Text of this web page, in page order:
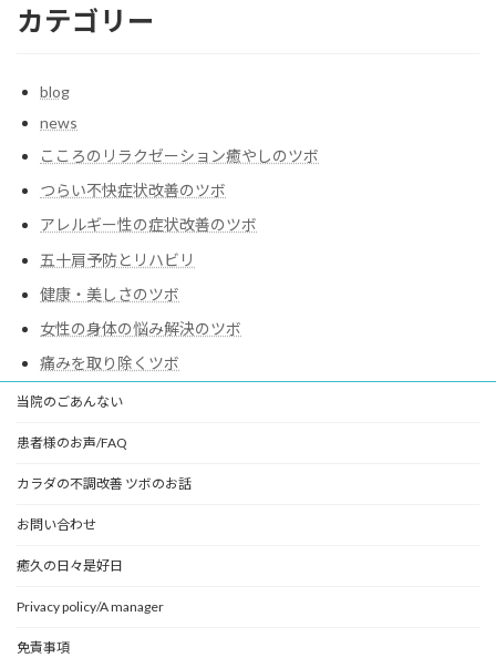
カテゴリー
blog
news
こころのリラクゼーション癒やしのツボ
つらい不快症状改善のツボ
アレルギー性の症状改善のツボ
五十肩予防とリハビリ
健康・美しさのツボ
女性の身体の悩み解決のツボ
痛みを取り除くツボ
当院のごあんない
患者様のお声/FAQ
カラダの不調改善 ツボのお話
お問い合わせ
癒久の日々是好日
Privacy policy/A manager
免責事項